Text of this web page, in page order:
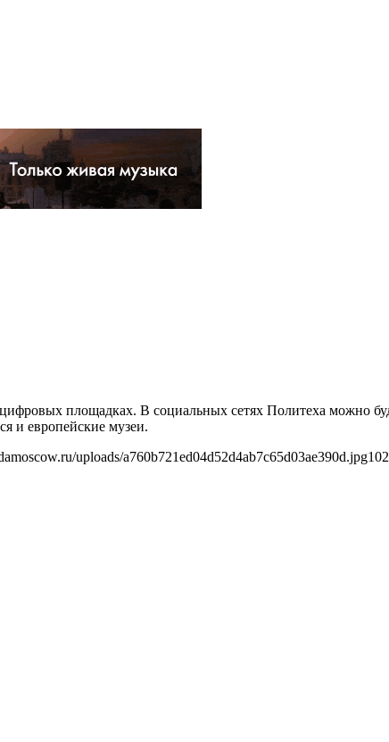
площадках. В социальных сетях Политеха можно
и европейские музеи.
uploads/a760b721ed04d52d4ab7c65d03ae390d.jpg